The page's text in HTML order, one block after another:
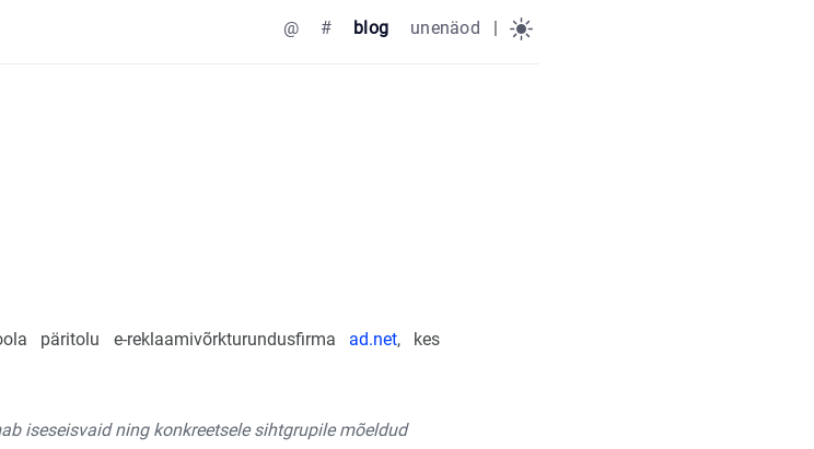
@ # blog unenäod |
päritolu e-reklaamivõrkturundusfirma ad.net, kes
iseseisvaid ning konkreetsele sihtgrupile mõeldud